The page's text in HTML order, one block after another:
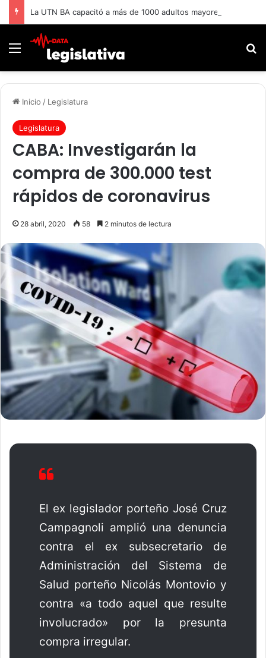
La UTN BA capacitó a más de 1000 adultos mayores.
Menú
Inicio / Legislatura
Legislatura
CABA: Investigarán la
compra de 300.000 test
rápidos de coronavirus
28 abril, 2020 58 2 minutos de lectura
El ex legislador porteño José Cruz
Campagnoli amplió una denuncia
contra el ex subsecretario de
Administración del Sistema de
Salud porteño Nicolás Montovio y
contra «a todo aquel que resulte
involucrado» por la presunta
compra irregular.